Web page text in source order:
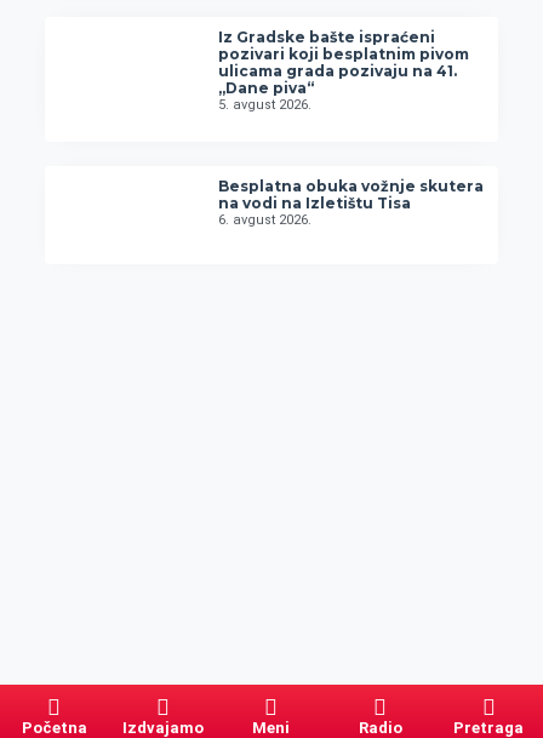
Iz Gradske bašte ispraćeni
pozivari koji besplatnim pivom
ulicama grada pozivaju na 41.
„Dane piva“
5. avgust 2026.
Besplatna obuka vožnje skutera
na vodi na Izletištu Tisa
6. avgust 2026.
Početna Izdvajamo Meni Radio Pretraga